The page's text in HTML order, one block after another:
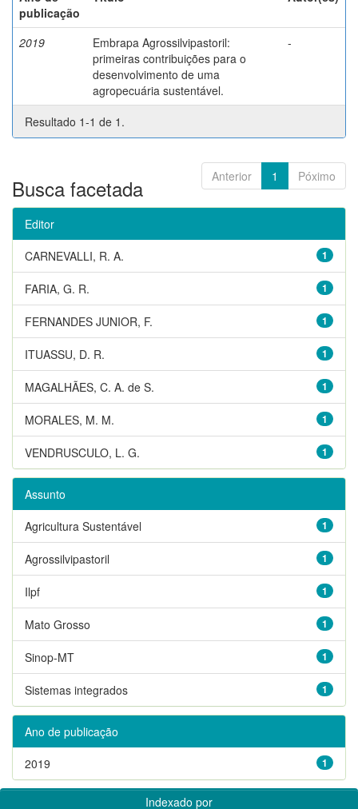
publicação
2019
Embrapa Agrossilvipastoril:
primeiras contribuições para o
desenvolvimento de uma
agropecuária sustentável.
-
Resultado 1-1 de 1.
Anterior 1 Póximo
Busca facetada
Editor
1
CARNEVALLI, R. A.
1
FARIA, G. R.
1
FERNANDES JUNIOR, F.
1
ITUASSU, D. R.
1
MAGALHÃES, C. A. de S.
1
MORALES, M. M.
1
VENDRUSCULO, L. G.
Assunto
1
Agricultura Sustentável
1
Agrossilvipastoril
1
Ilpf
1
Mato Grosso
1
Sinop-MT
1
Sistemas integrados
Ano de publicação
1
2019
Indexado por